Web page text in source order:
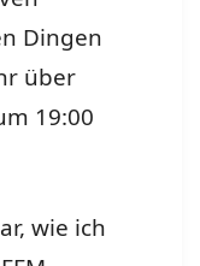
Dingen
über
19:00
wie ich